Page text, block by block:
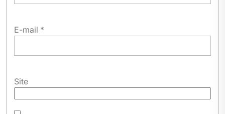
E-mail *
Site